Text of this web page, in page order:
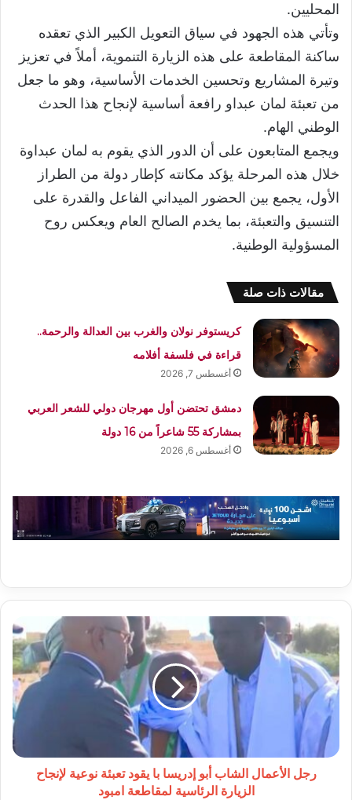
المحليين.
وتأتي هذه الجهود في سياق التعويل الكبير الذي تعقده
ساكنة المقاطعة على هذه الزيارة التنموية، أملاً في تعزيز
وتيرة المشاريع وتحسين الخدمات الأساسية، وهو ما جعل
من تعبئة لمان عبداو رافعة أساسية لإنجاح هذا الحدث
الوطني الهام.
ويجمع المتابعون على أن الدور الذي يقوم به لمان عبداوة
خلال هذه المرحلة يؤكد مكانته كإطار دولة من الطراز
الأول، يجمع بين الحضور الميداني الفاعل والقدرة على
التنسيق والتعبئة، بما يخدم الصالح العام ويعكس روح
المسؤولية الوطنية.
مقالات ذات صلة
كريستوفر نولان والغرب بين العدالة والرحمة..
قراءة في فلسفة أفلامه
أغسطس 7, 2026
دمشق تحتضن أول مهرجان دولي للشعر العربي
بمشاركة 55 شاعراً من 16 دولة
أغسطس 6, 2026
رجل
الأعمال
الشاب
أبو
إدريسا
يقود
تعبئة
نوعية
رجل الأعمال الشاب أبو إدريسا با يقود تعبئة نوعية لإنجاح
الزيارة الرئاسية لمقاطعة امبود